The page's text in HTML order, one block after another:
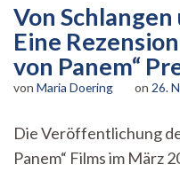
Von
Eine
von Panem“
von Maria Doering on 26.
Die Veröffentlichung
Panem“ Films im März